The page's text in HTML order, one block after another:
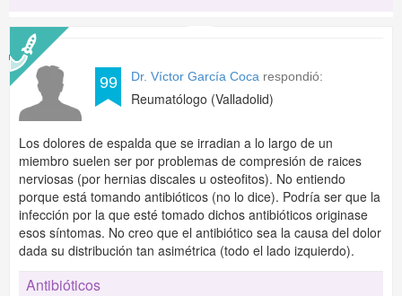
99 Dr. Víctor García Coca respondió:
Reumatólogo (Valladolid)
Los dolores de espalda que se irradian a lo largo de un
miembro suelen ser por problemas de compresión de raices
nerviosas (por hernias discales u osteofitos). No entiendo
porque está tomando antibióticos (no lo dice). Podría ser que la
infección por la que esté tomado dichos antibióticos originase
esos síntomas. No creo que el antibiótico sea la causa del dolor
dada su distribución tan asimétrica (todo el lado izquierdo).
Antibióticos